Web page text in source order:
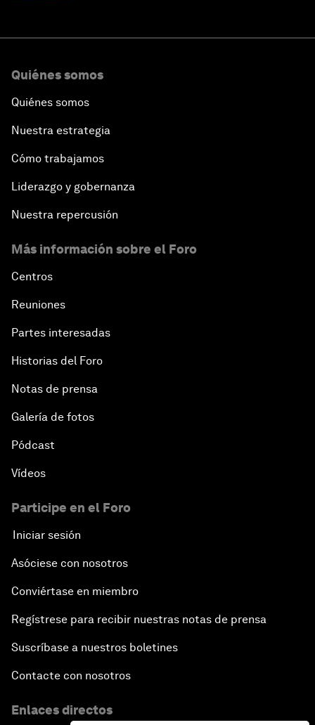
Quiénes somos
Quiénes somos
Nuestra estrategia
Cómo trabajamos
Liderazgo y gobernanza
Nuestra repercusión
Más información sobre el Foro
Centros
Reuniones
Partes interesadas
Historias del Foro
Notas de prensa
Galería de fotos
Pódcast
Vídeos
Participe en el Foro
Iniciar sesión
Asóciese con nosotros
Conviértase en miembro
Regístrese para recibir nuestras notas de prensa
Suscríbase a nuestros boletines
Contacte con nosotros
Enlaces directos